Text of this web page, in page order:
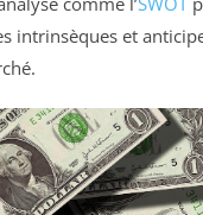
intrinsèques et